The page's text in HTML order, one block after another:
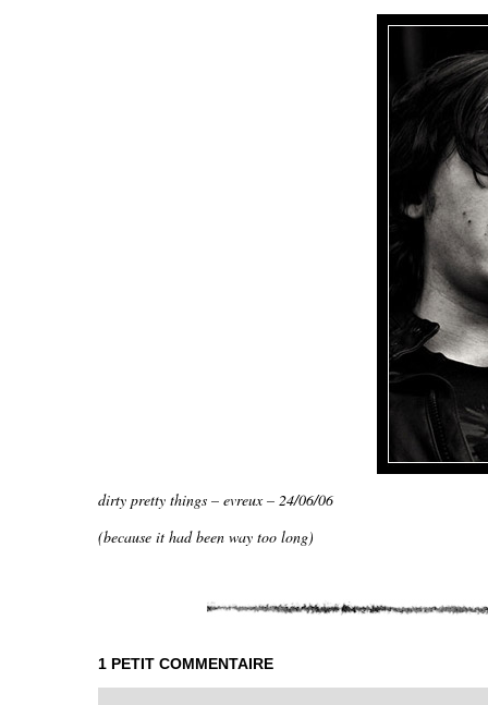
dirty pretty things – evreux – 24/06/06
(because it had been way too long)
1 PETIT COMMENTAIRE